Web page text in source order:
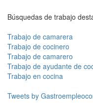
Búsquedas de trabajo
Trabajo de camarera
Trabajo de cocinero
Trabajo de camarero
Trabajo de ayudante de
Trabajo en cocina
Tweets by